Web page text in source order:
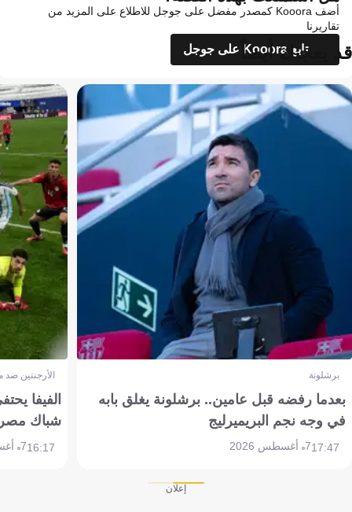
أضف Kooora كمصدر مفضل على جوجل للاطلاع على المزيد من
تقاريرنا
تابع Kooora على جوجل
قد يعجبك أيضاً
برشلونة
بعدما رفضه قبل عامين.. برشلونة يغلق بابه
في وجه نجم البريميرليج
17:477 أغسطس 2026
الأرجنتين
الفيفا
شباك
16:177 أغسطس 2026
إعلان